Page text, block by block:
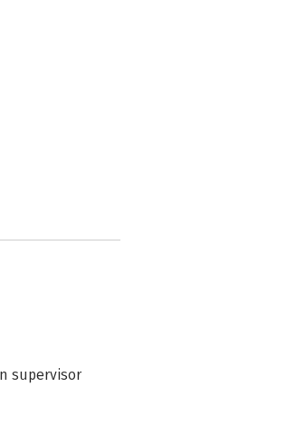
belicht ook de
Gerda van Dijk
supervisor